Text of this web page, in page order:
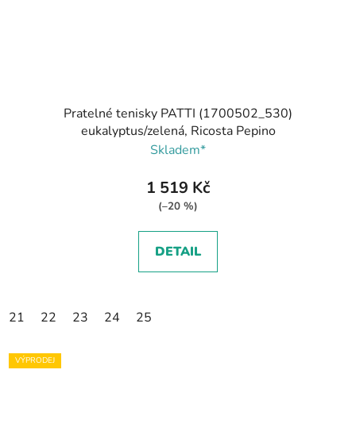
Pratelné tenisky PATTI (1700502_530)
eukalyptus/zelená, Ricosta Pepino
Skladem*
1 519 Kč
(–20 %)
DETAIL
21 22 23 24 25
VÝPRODEJ